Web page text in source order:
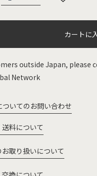
カートに
outside Japan, please
Network
ついてのお問い合わせ
料について
お取り扱いについて